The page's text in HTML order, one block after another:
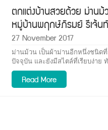
ตกแต่งบ้านสวยด้วย ม่านม้
หมู่บ้านพฤกษ์ภิรมย์ รีเจ้นท์
27 November 2017
ม่านม้วน เป็นผ้าม่านอีกหนึ่งชนิด
ปัจจุบัน และยังมีสไตล์ที่เรียบง่าย
ได้หลากหลายสถานที่
Read More